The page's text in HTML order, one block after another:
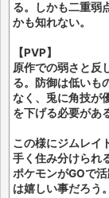
る。しかも二重弱
かも知れない。
【PVP】
原作での弱さと反
る。防御は低いも
なく、兎に角技が
を下げる必要があ
この様にジムレイ
手く住み分けられ
ポケモンがGOで
は嬉しい事だろう